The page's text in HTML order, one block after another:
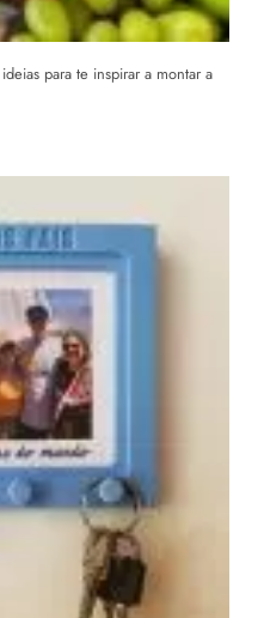
para te inspirar a montar a